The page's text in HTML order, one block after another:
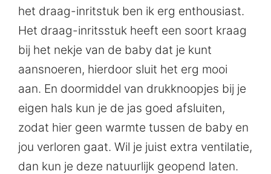
het draag-inritstuk ben ik erg enthousiast.
Het draag-inritsstuk heeft een soort kraag
bij het nekje van de baby dat je kunt
aansnoeren, hierdoor sluit het erg mooi
aan. En doormiddel van drukknoopjes bij je
eigen hals kun je de jas goed afsluiten,
zodat hier geen warmte tussen de baby en
jou verloren gaat. Wil je juist extra ventilatie,
dan kun je deze natuurlijk geopend laten.